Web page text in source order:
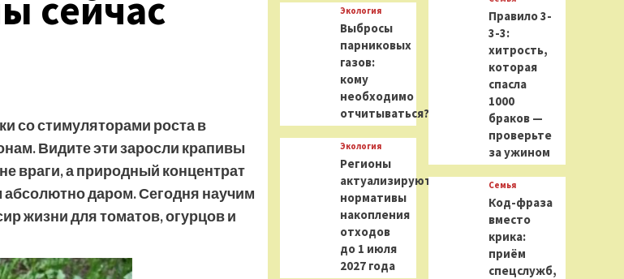
со стимуляторами роста в
Видите эти заросли крапивы
враги, а природный концентрат
абсолютно даром. Сегодня научим
жизни для томатов, огурцов и
Экология
Выбросы
парниковых
газов:
кому
необходимо
отчитываться?
Экология
Регионы
актуализируют
нормативы
накопления
отходов
до 1 июля
2027 года
Правило 3-
3-3:
хитрость,
которая
спасла
1000
браков —
проверьте
за ужином
Семья
Код-фраза
вместо
крика:
приём
спецслужб,